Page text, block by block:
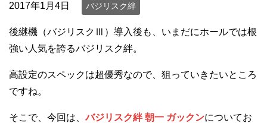
2017年1月4日 バジリスク絆
後継機（バジリスクⅢ）導入後も、いまだにホールでは根
強い人気を誇るバジリスク絆。
高設定のスペックは超優秀なので、狙っていきたいところ
ですね。
そこで、今回は、バジリスク絆 朝一 ガックンについてお